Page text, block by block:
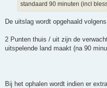
standaard 90 minuten (incl
De uitslag wordt opgehaald
2 Punten thuis / uit zijn de
uitspelende land maakt (na 90
Bij het ophalen wordt indien er